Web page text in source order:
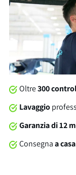
professionale
offriamo una
con soccorso
Oltre300
Lavaggio
Garanzia di 12
Consegnaa